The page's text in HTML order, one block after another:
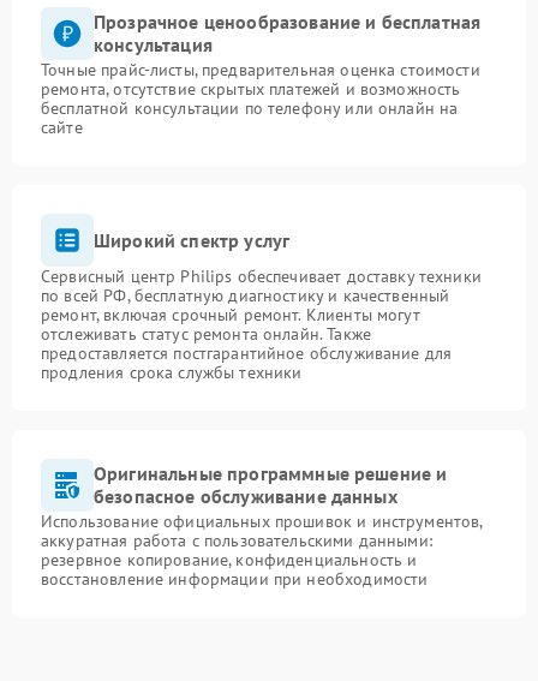
Прозрачное ценообразование и бесплатная
консультация
Точные прайс-листы, предварительная оценка стоимости
ремонта, отсутствие скрытых платежей и возможность
бесплатной консультации по телефону или онлайн на
сайте
Широкий спектр услуг
Сервисный центр Philips обеспечивает доставку техники
по всей РФ, бесплатную диагностику и качественный
ремонт, включая срочный ремонт. Клиенты могут
отслеживать статус ремонта онлайн. Также
предоставляется постгарантийное обслуживание для
продления срока службы техники
Оригинальные программные решение и
безопасное обслуживание данных
Использование официальных прошивок и инструментов,
аккуратная работа с пользовательскими данными:
резервное копирование, конфиденциальность и
восстановление информации при необходимости